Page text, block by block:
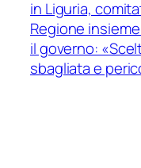
in Liguria,
Regione
il governo:
sbagliata e